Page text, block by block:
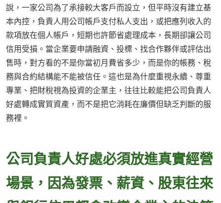
說，一家公司為了承接較大客戶而設立，但平時沒有建立基
本內控，負責人用公司帳戶支付私人支出，或把應列收入的
款項放在個人帳戶，短期也許節省處理成本，長期卻讓公司
信用受損。當企業要申請融資、投標、找合作夥伴或評估出
售時，對方看的不是你當初月費省多少，而是你的帳務、稅
務與合約結構能不能被信任。這也是為什麼重視永續、尊重
專業、把財稅視為投資的企業主，往往比較能把公司負責人
好處轉成實質資產，而不是把它消耗在廉價但缺乏判斷的服
務裡。
公司負責人好處必須放進真實經營
場景，因為發票、薪資、股東往來